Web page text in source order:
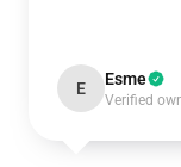
E Esme
Verified